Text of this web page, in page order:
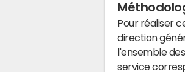
Pour réaliser
direction
l'ensemble
service